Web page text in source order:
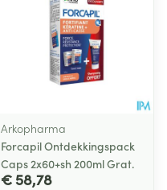
Arkopharma
Forcapil Ontdekkingspack
Caps 2x60+sh 200ml Grat.
€ 58,78